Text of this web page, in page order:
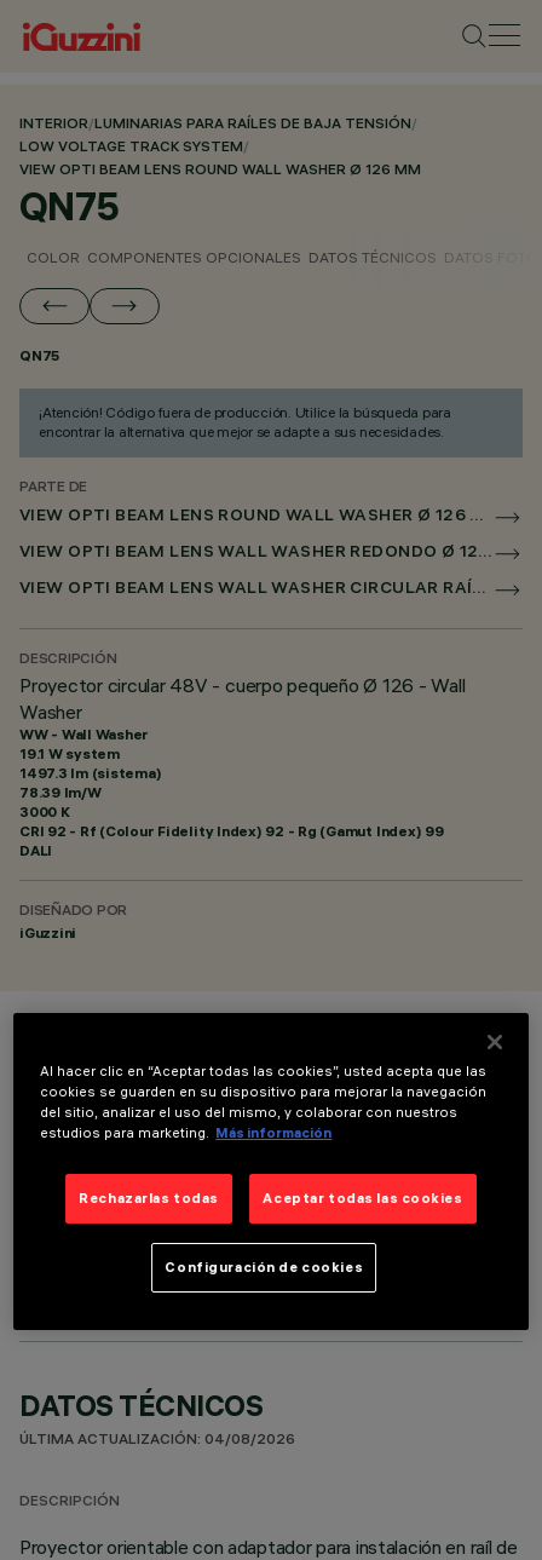
INTERIOR/LUMINARIAS PARA RAÍLES DE BAJA TENSIÓN/
LOW VOLTAGE TRACK SYSTEM/
VIEW OPTI BEAM LENS ROUND WALL WASHER Ø 126 MM
QN75
COLOR COMPONENTES OPCIONALES DATOS TÉCNICOS DATOS
QN75
¡Atención! Código fuera de producción. Utilice la búsqueda para
encontrar la alternativa que mejor se adapte a sus necesidades.
PARTE DE
VIEW OPTI BEAM LENS ROUND WALL WASHER Ø 126 MM PARA RAÌL LOW VOLTAGE DALI POWERLINE
VIEW OPTI BEAM LENS WALL WASHER REDONDO Ø 126 MM PARA SUPERRAIL DALI POWERLINE
VIEW OPTI BEAM LENS WALL WASHER CIRCULAR RAÍL BAJO VOLTAJE Ø 126MM
DESCRIPCIÓN
Proyector circular 48V - cuerpo pequeño Ø 126 - Wall
Washer
WW - Wall Washer
19.1 W system
1497.3 lm (sistema)
78.39 lm/W
3000 K
CRI 92 - Rf (Colour Fidelity Index) 92 - Rg (Gamut Index) 99
DALI
DISEÑADO POR
iGuzzini
COMPONENTES OPCIONALES
DATOS TÉCNICOS
ÚLTIMA ACTUALIZACIÓN: 04/08/2026
DESCRIPCIÓN
Proyector orientable con adaptador para instalación en raíl de
Al hacer clic en “Aceptar todas las cookies”, usted acepta que las
cookies se guarden en su dispositivo para mejorar la navegación
del sitio, analizar el uso del mismo, y colaborar con nuestros
estudios para marketing. Más información
Rechazarlas todas Aceptar todas las cookies
Configuración de cookies